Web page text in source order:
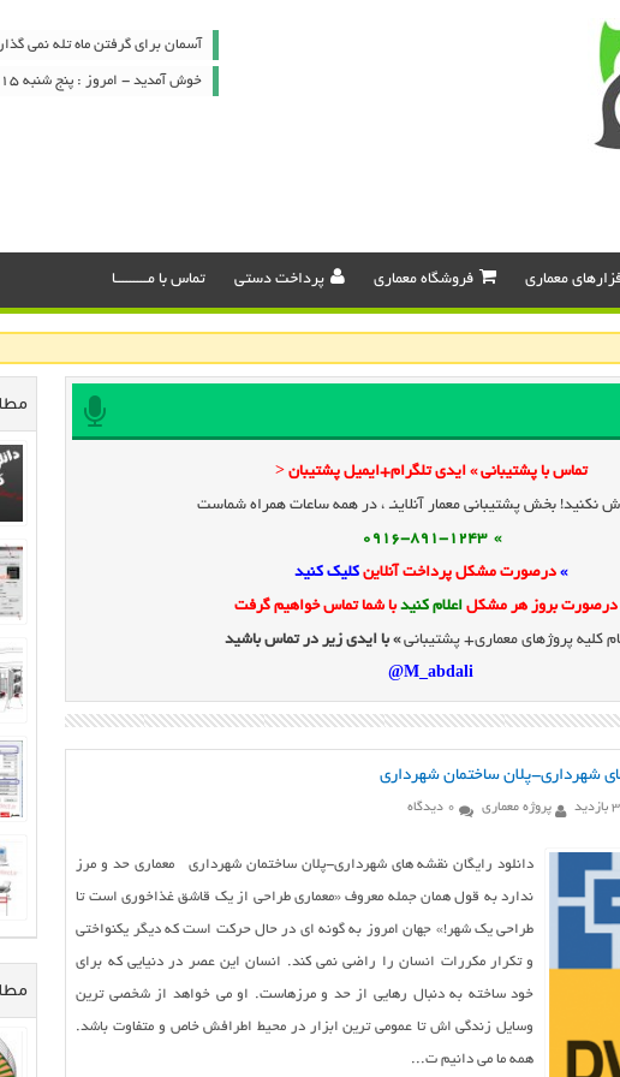
آسمان برای گرفتن ماه تله نمی
خوش آمدید - امروز : پنج شنبه ۱۵ مرداد ۱۴۰۵
معماری فروشگاه معماری پرداخت دستی تماس با مـــــــــا
تماس با پشتیبانی » ایدی تلگرام+ایمیل پشتیبان <
نکنید! بخش پشتیبانی معمار آنلاینـ ، در همه ساعات همراه شماست
» 0916-891-1243
»درصورت مشکل پرداخت آنلاین کلیک کنید
درصورت بروز هر مشکلاعلام کنیدبا شما تماس خواهیم گرفت
کلیه پروژهای معماری+ پشتیبانی» با ایدی زیر در تماس باشید
M_abdali@
شهرداری-پلان ساختمان شهرداری
پروژه معماری 0 دیدگاه
دانلود رایگان نقشه های شهرداری-پلان ساختمان شهرداری معماری حد و مرز
ندارد به قول همان جمله معروف «معماری طراحی از یک قاشق غذاخوری است تا
طراحی یک شهر!» جهان امروز به گونه ای در حال حرکت است که دیگر یکنواختی
و تکرار مکررات انسان را راضی نمی کند. انسان این عصر در دنیایی که برای
خود ساخته به دنبال رهایی از حد و مرزهاست. او می خواهد از شخصی ترین
وسایل زندگی اش تا عمومی ترین ابزار در محیط اطرافش خاص و متفاوت باشد.
همه ما می دانیم ت...